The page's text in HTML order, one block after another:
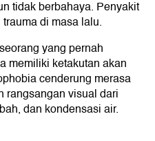
tidak berbahaya. Penyakit
di masa lalu.
yang pernah
memiliki ketakutan akan
cenderung merasa
rangsangan visual dari
dan kondensasi air.